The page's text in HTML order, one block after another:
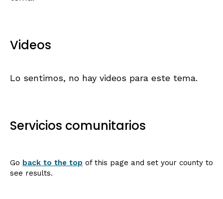
Videos
Lo sentimos, no hay videos para este tema.
Servicios comunitarios
Go back to the top of this page and set your county to
see results.